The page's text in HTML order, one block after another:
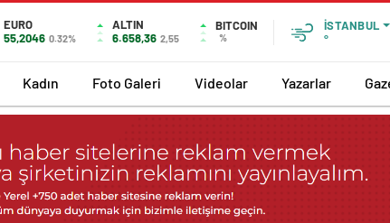
EURO
55,2046 0.32%
ALTIN
6.658,36 2,55
BITCOIN
%
İSTANBUL
°
Kadın Foto Galeri Videolar Yazarlar